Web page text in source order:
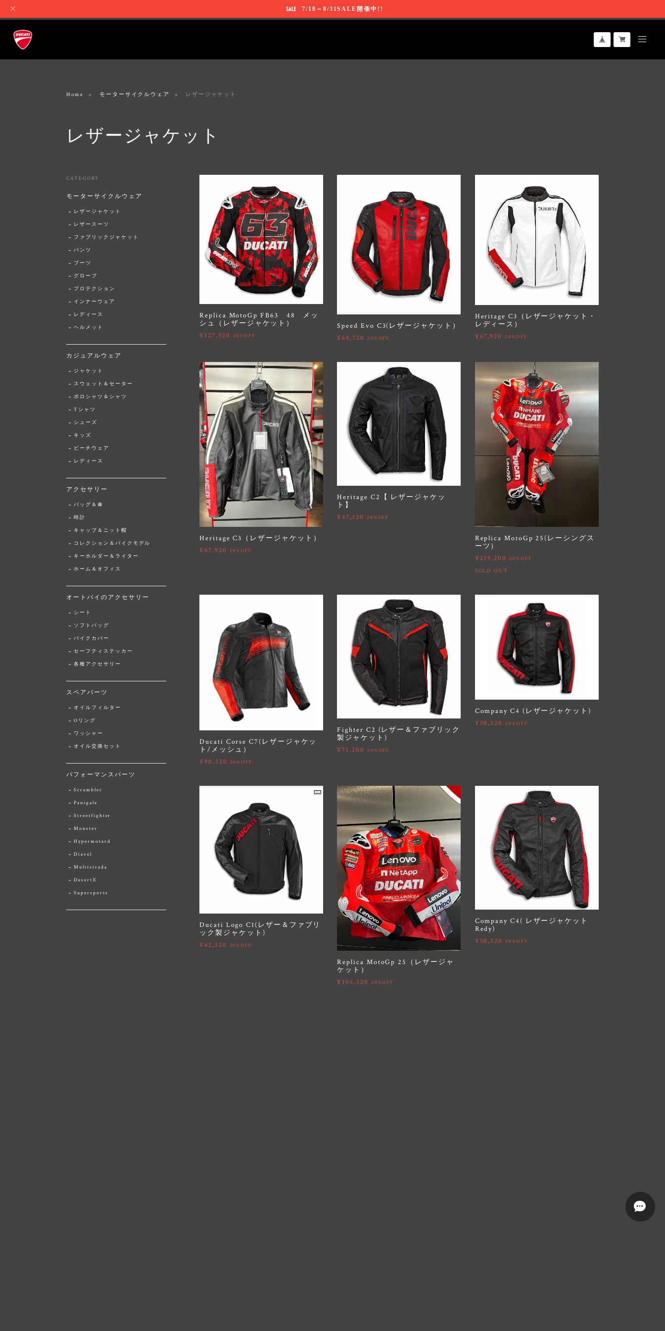
7/18～8/31SALE開催中!!
Home モーターサイクルウェア レザージャケット
レザージャケット
Replica MotoGp FB63 48 メッ
シュ（レザージャケット）
¥127,920 20%OFF
Speed Evo C3(レザージャケット）
¥68,720 20%OFF
Heritage C3（レザージャケット・
レディース）
¥67,920 20%OFF
Heritage C3（レザージャケット）
¥67,920 20%OFF
Heritage C2【 レザージャケッ
ト】
¥47,120 20%OFF
Replica MotoGp 25(レーシングス
ーツ）
¥239,200 20%OFF
SOLD OUT
Ducati Corse C7(レザージャケッ
ト/メッシュ）
¥90,320 20%OFF
Fighter C2 (レザー＆ファブリック
製ジャケット)
¥71,200 20%OFF
Company C4 (レザージャケット)
¥50,320 20%OFF
Ducati Logo C1(レザー＆ファブリ
ック製ジャケット)
¥62,320 20%OFF
Replica MotoGp 25（レザージャ
ケット）
¥106,320 20%OFF
Company C4( レザージャケット
Redy)
¥50,320 20%OFF
CATEGORY
モーターサイクルウェア
レザージャケット
レザースーツ
ファブリックジャケット
パンツ
ブーツ
グローブ
プロテクション
インナーウェア
レディース
ヘルメット
カジュアルウェア
ジャケット
スウェット＆セーター
ポロシャツ＆シャツ
Tシャツ
シューズ
キッズ
ビーチウェア
レディース
アクセサリー
バッグ＆傘
時計
キャップ＆ニット帽
コレクション＆バイクモデル
キーホルダー＆ライター
ホーム＆オフィス
オートバイのアクセサリー
シート
ソフトバッグ
バイクカバー
セーフティステッカー
各種アクセサリー
スペアパーツ
オイルフィルター
Oリング
ワッシャー
オイル交換セット
パフォーマンスパーツ
Scrambler
Panigale
Streetfighter
Monster
Hypermotard
Diavel
Multistrada
DesertX
Supersports